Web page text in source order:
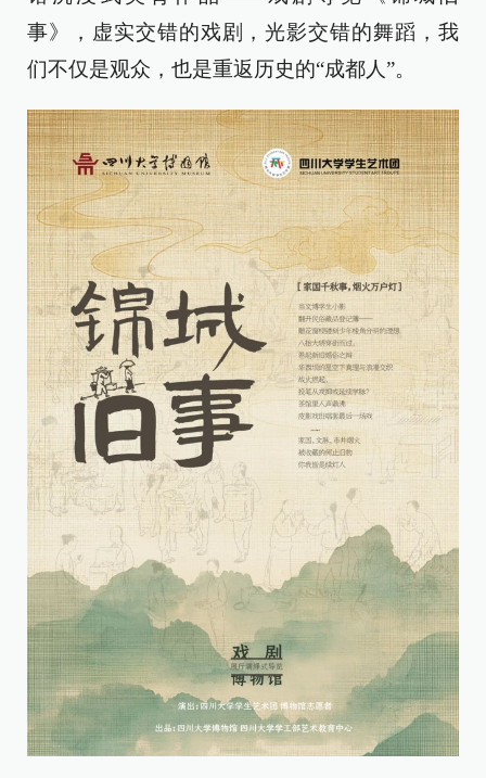
事》，虚实交错的戏剧，光影交错的舞蹈，我
们不仅是观众，也是重返历史的“成都人”。